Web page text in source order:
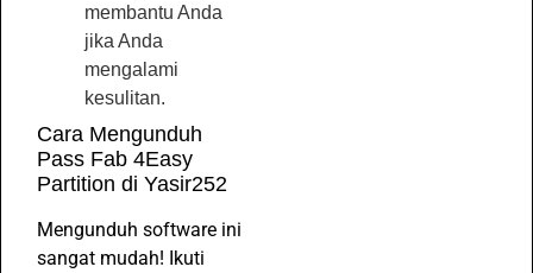
membantu Anda
jika Anda
mengalami
kesulitan.
Cara Mengunduh
Pass Fab 4Easy
Partition di Yasir252
Mengunduh software ini
sangat mudah! Ikuti